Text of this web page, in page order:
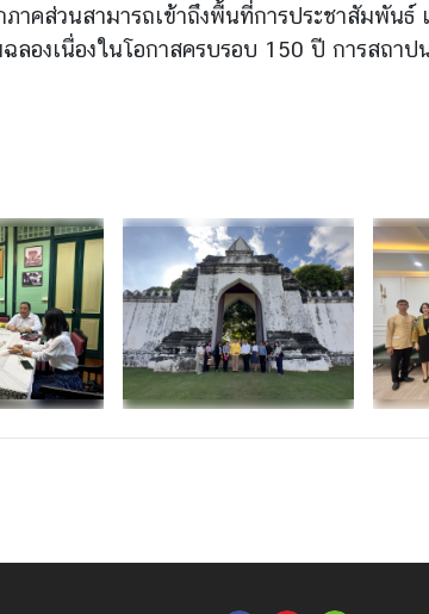
คส่วนสามารถเข้าถึงพื้นที่การประชาสัมพันธ์
องเนื่องในโอกาสครบรอบ 150 ปี การสถาปน